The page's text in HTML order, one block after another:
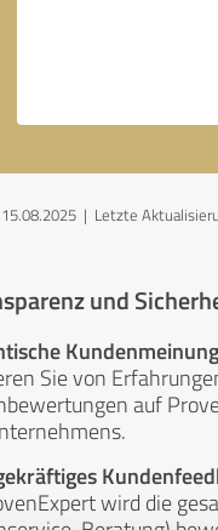
| Letzte
und
Sie von
auf
wird die